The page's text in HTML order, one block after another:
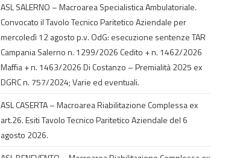
ASL SALERNO – Macroarea Specialistica Ambulatoriale.
Convocato il Tavolo Tecnico Paritetico Aziendale per
mercoledì 12 agosto p.v. OdG: esecuzione sentenze TAR
Campania Salerno n. 1299/2026 Cedito + n. 1462/2026
Maffia + n. 1463/2026 Di Costanzo – Premialità 2025 ex
DGRC n. 757/2024; Varie ed eventuali.
ASL CASERTA – Macroarea Riabilitazione Complessa ex
art.26. Esiti Tavolo Tecnico Paritetico Aziendale del 6
agosto 2026.